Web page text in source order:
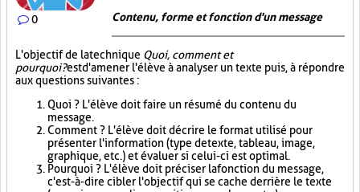
0 Contenu, forme et fonction d'un message
L'objectif de la technique Quoi, comment et
pourquoi?est d'amener l'élève à analyser un texte puis, à répondre
aux questions suivantes :
Quoi ? L'élève doit faire un résumé du contenu du
message.
Comment ? L'élève doit décrire le format utilisé pour
présenter l'information (type de texte, tableau, image,
graphique, etc.) et évaluer si celui-ci est optimal.
Pourquoi ? L'élève doit préciser la fonction du message,
c'est-à-dire cibler l'objectif qui se cache derrière le texte